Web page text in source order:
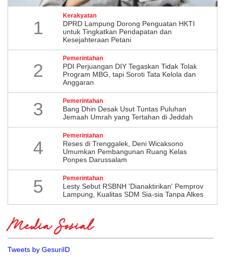
1
Kerakyatan
DPRD Lampung Dorong Penguatan HKTI
untuk Tingkatkan Pendapatan dan
Kesejahteraan Petani
2
Pemerintahan
PDI Perjuangan DIY Tegaskan Tidak Tolak
Program MBG, tapi Soroti Tata Kelola dan
Anggaran
3 Pemerintahan
Bang Dhin Desak Usut Tuntas Puluhan
Jemaah Umrah yang Tertahan di Jeddah
4
Pemerintahan
​Reses di Trenggalek, Deni Wicaksono
Umumkan Pembangunan Ruang Kelas
Ponpes Darussalam
5 Pemerintahan
Lesty Sebut RSBNH 'Dianaktirikan' Pemprov
Lampung, Kualitas SDM Sia-sia Tanpa Alkes
Media Sosial
Tweets by GesuriID